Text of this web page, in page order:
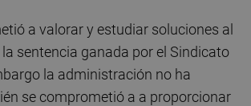
a valorar y estudiar soluciones al
sentencia ganada por el Sindicato
la administración no ha
se comprometió a a proporcionar